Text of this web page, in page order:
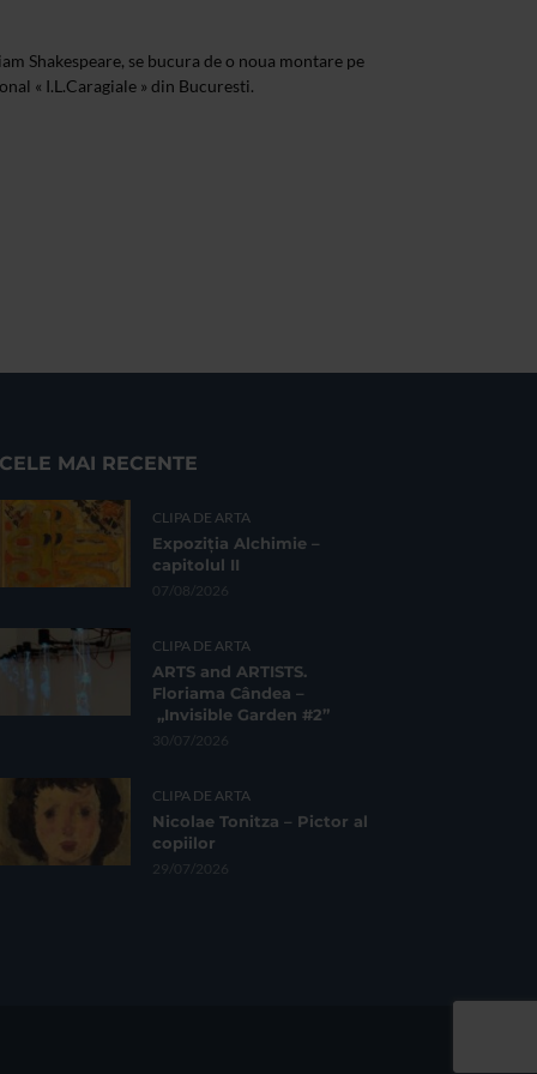
Shakespeare, se bucura de o noua montare pe
« I.L.Caragiale » din Bucuresti.
CELE MAI RECENTE
CLIPA DE ARTA
Expoziția Alchimie –
capitolul II
07/08/2026
CLIPA DE ARTA
ARTS and ARTISTS.
Floriama Cândea –
„Invisible Garden #2”
30/07/2026
CLIPA DE ARTA
Nicolae Tonitza – Pictor al
copiilor
29/07/2026